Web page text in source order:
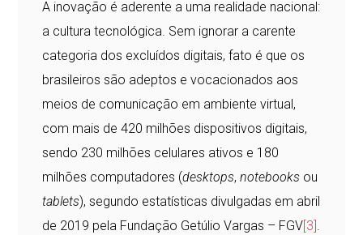
A inovação é aderente a uma realidade nacional:
a cultura tecnológica. Sem ignorar a carente
categoria dos excluídos digitais, fato é que os
brasileiros são adeptos e vocacionados aos
meios de comunicação em ambiente virtual,
com mais de 420 milhões dispositivos digitais,
sendo 230 milhões celulares ativos e 180
milhões computadores (desktops,notebooks ou
tablets), segundo estatísticas divulgadas em abril
de 2019 pela Fundação Getúlio Vargas – FGV [3] .